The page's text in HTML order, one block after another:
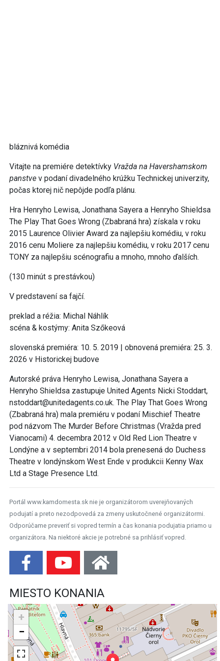
bláznivá komédia
Vitajte na premiére detektívky Vražda na Havershamskom
panstve v podaní divadelného krúžku Technickej univerzity,
počas ktorej nič nepôjde podľa plánu.
Hra Henryho Lewisa, Jonathana Sayera a Henryho Shieldsa
The Play That Goes Wrong (Zbabraná hra) získala v roku
2015 Laurence Olivier Award za najlepšiu komédiu, v roku
2016 cenu Moliere za najlepšiu komédiu, v roku 2017 cenu
TONY za najlepšiu scénografiu a mnoho, mnoho ďalších.
(130 minút s prestávkou)
V predstavení sa fajčí.
preklad a réžia: Michal Náhlík
scéna & kostýmy: Anita Szőkeová
slovenská premiéra: 10. 5. 2019 | obnovená premiéra: 25. 3.
2026 v Historickej budove
Autorské práva Henryho Lewisa, Jonathana Sayera a
Henryho Shieldsa zastupuje United Agents Nicki Stoddart,
nstoddart@unitedagents.co.uk. The Play That Goes Wrong
(Zbabraná hra) mala premiéru v podaní Mischief Theatre
pod názvom The Murder Before Christmas (Vražda pred
Vianocami) 4. decembra 2012 v Old Red Lion Theatre v
Londýne a v septembri 2014 bola prenesená do Duchess
Theatre v londýnskom West Ende v produkcii Kenny Wax
Ltd a Stage Presence Ltd.
Portál www.kamdomesta.sk nie je organizátorom uverejňovaných
podujatí a preto nezodpovedá za zmeny uskutočnené organizátormi.
Odporúčame preveriť si vopred termín a čas konania podujatia priamo u
organizátora. Na niektoré akcie je potrebné sa prihlásiť vopred.
MIESTO KONANIA
+
−